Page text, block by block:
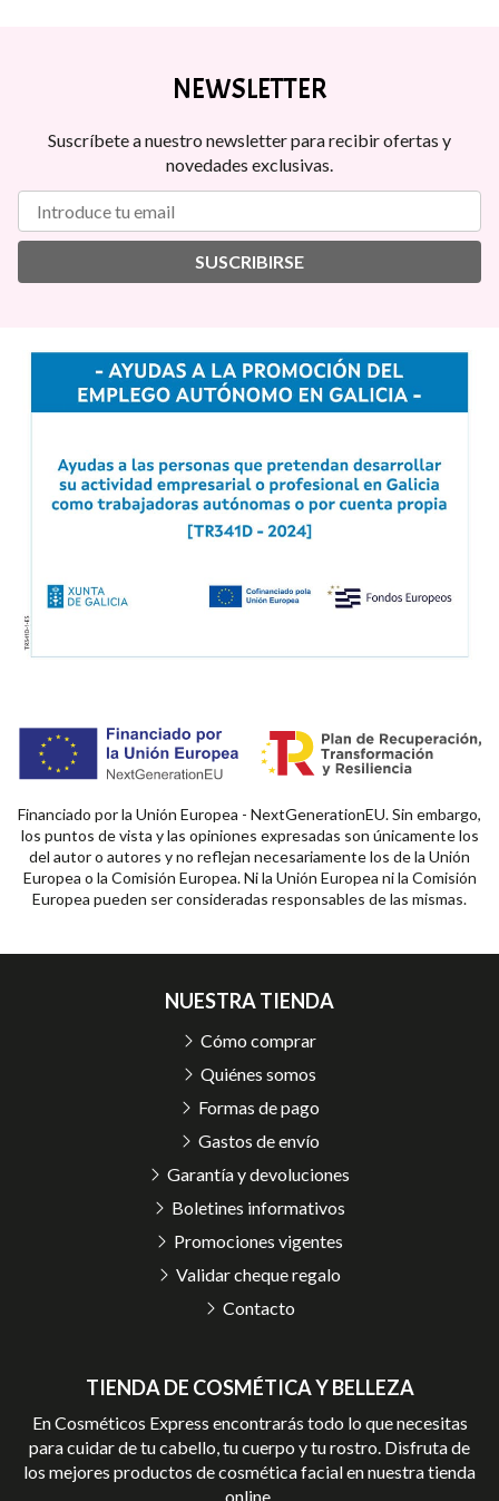
NEWSLETTER
Suscríbete a nuestro newsletter para recibir ofertas y
novedades exclusivas.
SUSCRIBIRSE
Financiado por la Unión Europea - NextGenerationEU. Sin embargo,
los puntos de vista y las opiniones expresadas son únicamente los
del autor o autores y no reflejan necesariamente los de la Unión
Europea o la Comisión Europea. Ni la Unión Europea ni la Comisión
Europea pueden ser consideradas responsables de las mismas.
TIENDA DE COSMÉTICA Y BELLEZA
En Cosméticos Express encontrarás todo lo que necesitas
para cuidar de tu cabello, tu cuerpo y tu rostro. Disfruta de
los mejores productos de cosmética facial en nuestra tienda
online.
NUESTRA TIENDA
Cómo comprar
Quiénes somos
Formas de pago
Gastos de envío
Garantía y devoluciones
Boletines informativos
Promociones vigentes
Validar cheque regalo
Contacto